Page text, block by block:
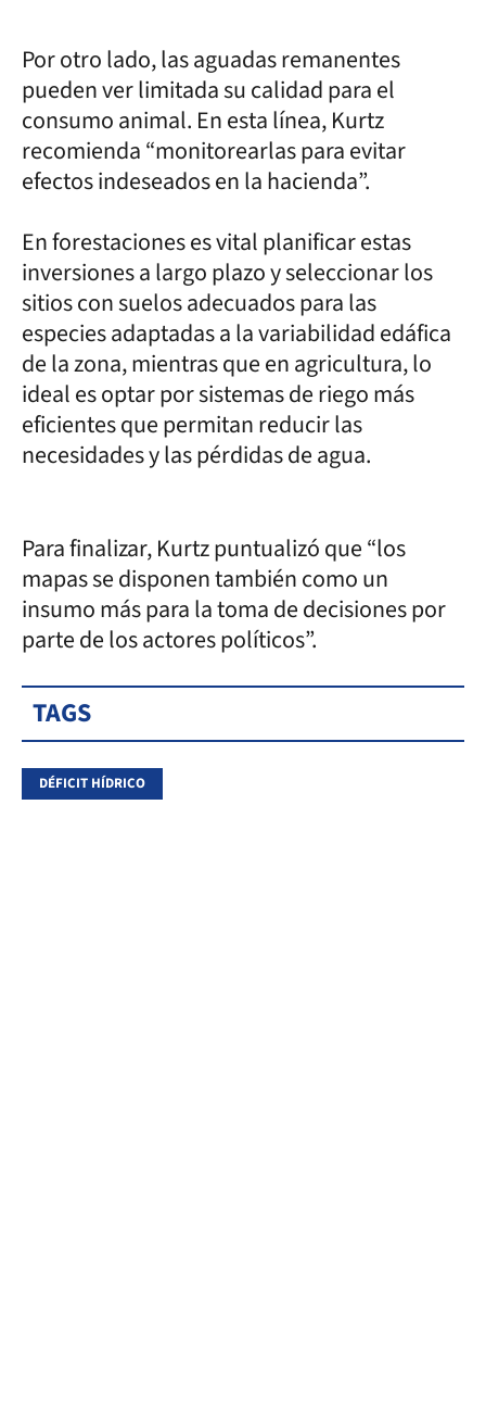
Por otro lado, las aguadas remanentes
pueden ver limitada su calidad para el
consumo animal. En esta línea, Kurtz
recomienda “monitorearlas para evitar
efectos indeseados en la hacienda”.
En forestaciones es vital planificar estas
inversiones a largo plazo y seleccionar los
sitios con suelos adecuados para las
especies adaptadas a la variabilidad edáfica
de la zona, mientras que en agricultura, lo
ideal es optar por sistemas de riego más
eficientes que permitan reducir las
necesidades y las pérdidas de agua.
Para finalizar, Kurtz puntualizó que “los
mapas se disponen también como un
insumo más para la toma de decisiones por
parte de los actores políticos”.
TAGS
DÉFICIT HÍDRICO